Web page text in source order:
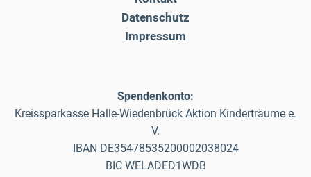
Datenschutz
Impressum
Spendenkonto:
Kreissparkasse Halle-Wiedenbrück Aktion Kinderträume e.
V.
IBAN DE35478535200002038024
BIC WELADED1WDB